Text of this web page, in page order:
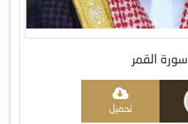
سورة القمر
تحميل